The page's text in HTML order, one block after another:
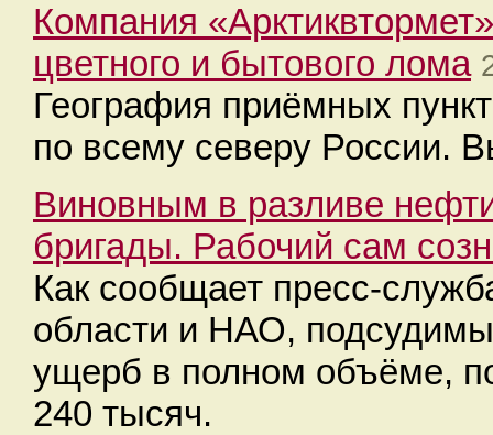
Компания
цветного и бытового лома
География приёмных
по всему северу России.
Виновным в разливе
бригады. Рабочий сам
Как сообщает пресс-
области и НАО,
ущерб в полном объёме,
240 тысяч.